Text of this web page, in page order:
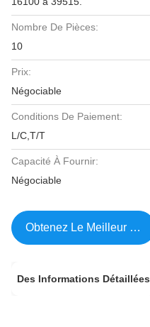
Nombre De Pièces:
10
Prix:
Négociable
Conditions De Paiement:
L/C,T/T
Capacité À Fournir:
Négociable
Obtenez Le Meilleur Prix
Des Informations Détaillées